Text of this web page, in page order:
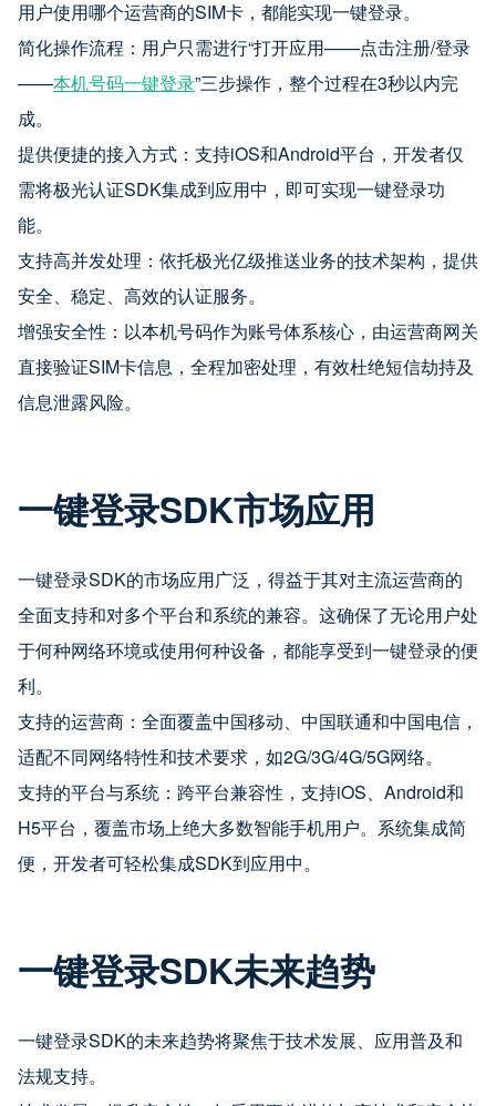
用户使用哪个运营商的SIM卡，都能实现一键登录。
简化操作流程：用户只需进行“打开应用——点击注册/登录
——本机号码一键登录”三步操作，整个过程在3秒以内完
成。
提供便捷的接入方式：支持iOS和Android平台，开发者仅
需将极光认证SDK集成到应用中，即可实现一键登录功
能。
支持高并发处理：依托极光亿级推送业务的技术架构，提供
安全、稳定、高效的认证服务。
增强安全性：以本机号码作为账号体系核心，由运营商网关
直接验证SIM卡信息，全程加密处理，有效杜绝短信劫持及
信息泄露风险。
一键登录SDK市场应用
一键登录SDK的市场应用广泛，得益于其对主流运营商的
全面支持和对多个平台和系统的兼容。这确保了无论用户处
于何种网络环境或使用何种设备，都能享受到一键登录的便
利。
支持的运营商：全面覆盖中国移动、中国联通和中国电信，
适配不同网络特性和技术要求，如2G/3G/4G/5G网络。
支持的平台与系统：跨平台兼容性，支持iOS、Android和
H5平台，覆盖市场上绝大多数智能手机用户。系统集成简
便，开发者可轻松集成SDK到应用中。
一键登录SDK未来趋势
一键登录SDK的未来趋势将聚焦于技术发展、应用普及和
法规支持。